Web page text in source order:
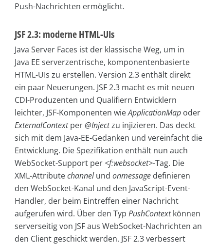
Push-Nachrichten ermöglicht.
JSF 2.3: moderne HTML-UIs
Java Server Faces ist der klassische Weg, um in
Java EE serverzentrische, komponentenbasierte
HTML-UIs zu erstellen. Version 2.3 enthält direkt
ein paar Neuerungen. JSF 2.3 macht es mit neuen
CDI-Produzenten und Qualifiern Entwicklern
leichter, JSF-Komponenten wieApplicationMap oder
ExternalContextper@Injectzu injizieren. Das deckt
sich mit dem Java-EE-Gedanken und vereinfacht die
Entwicklung. Die Spezifikation enthält nun auch
WebSocket-Support per <f:websocket>-Tag. Die
XML-Attributechannelund onmessage definieren
den WebSocket-Kanal und den JavaScript-Event-
Handler, der beim Eintreffen einer Nachricht
aufgerufen wird. Über den Typ PushContextkönnen
serverseitig von JSF aus WebSocket-Nachrichten an
den Client geschickt werden. JSF 2.3 verbessert